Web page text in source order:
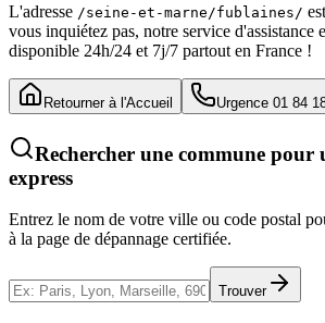
L'adresse /seine-et-marne/fublaines/
vous inquiétez pas, notre service d'assistance
disponible 24h/24 et 7j/7 partout en France !
Retourner à l'Accueil Urgence 01 84
Rechercher une commune pour
express
Entrez le nom de votre ville ou code postal
à la page de dépannage certifiée.
Trouver